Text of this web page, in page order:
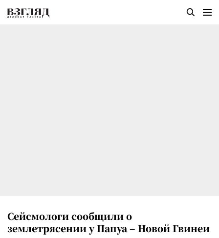
Сейсмологи сообщили о
землетрясении у Папуа – Новой Гвинеи